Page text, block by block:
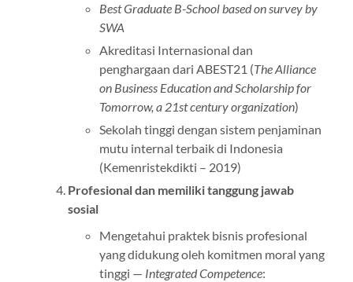
Best Graduate B-School based on survey by
SWA
Akreditasi Internasional dan
penghargaan dari ABEST21 (The Alliance
on Business Education and Scholarship for
Tomorrow, a 21st century organization)
Sekolah tinggi dengan sistem penjaminan
mutu internal terbaik di Indonesia
(Kemenristekdikti – 2019)
Profesional dan memiliki tanggung jawab
sosial
Mengetahui praktek bisnis profesional
yang didukung oleh komitmen moral yang
tinggi — Integrated Competence: